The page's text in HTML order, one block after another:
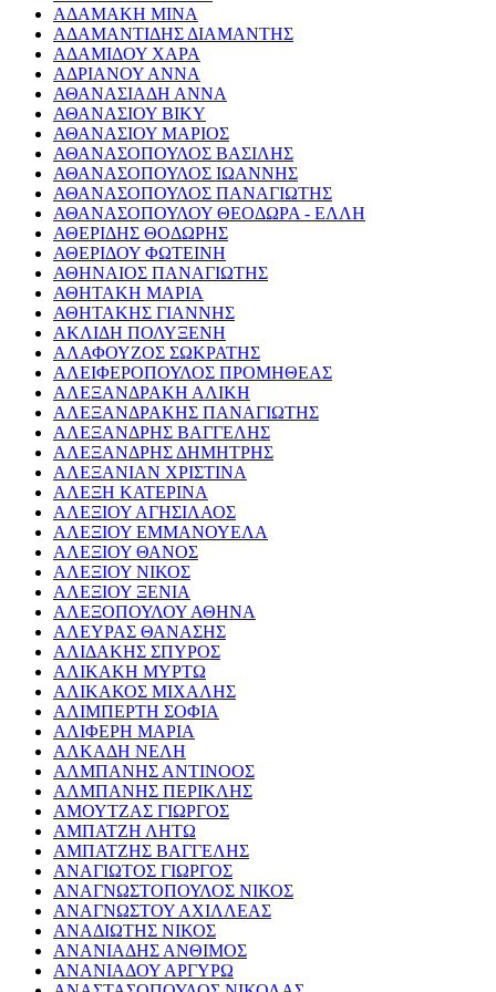
ΑΔΑΜΑΚΗ ΜΙΝΑ
ΑΔΑΜΑΝΤΙΔΗΣ ΔΙΑΜΑΝΤΗΣ
ΑΔΑΜΙΔΟΥ ΧΑΡΑ
ΑΔΡΙΑΝΟΥ ΑΝΝΑ
ΑΘΑΝΑΣΙΑΔΗ ΑΝΝΑ
ΑΘΑΝΑΣΙΟΥ ΒΙΚΥ
ΑΘΑΝΑΣΙΟΥ ΜΑΡΙΟΣ
ΑΘΑΝΑΣΟΠΟΥΛΟΣ ΒΑΣΙΛΗΣ
ΑΘΑΝΑΣΟΠΟΥΛΟΣ ΙΩΑΝΝΗΣ
ΑΘΑΝΑΣΟΠΟΥΛΟΣ ΠΑΝΑΓΙΩΤΗΣ
ΑΘΑΝΑΣΟΠΟΥΛΟΥ ΘΕΟΔΩΡΑ - ΕΛΛΗ
ΑΘΕΡΙΔΗΣ ΘΟΔΩΡΗΣ
ΑΘΕΡΙΔΟΥ ΦΩΤΕΙΝΗ
ΑΘΗΝΑΙΟΣ ΠΑΝΑΓΙΩΤΗΣ
ΑΘΗΤΑΚΗ ΜΑΡΙΑ
ΑΘΗΤΑΚΗΣ ΓΙΑΝΝΗΣ
ΑΚΛΙΔΗ ΠΟΛΥΞΕΝΗ
ΑΛΑΦΟΥΖΟΣ ΣΩΚΡΑΤΗΣ
ΑΛΕΙΦΕΡΟΠΟΥΛΟΣ ΠΡΟΜΗΘΕΑΣ
ΑΛΕΞΑΝΔΡΑΚΗ ΑΛΙΚΗ
ΑΛΕΞΑΝΔΡΑΚΗΣ ΠΑΝΑΓΙΩΤΗΣ
ΑΛΕΞΑΝΔΡΗΣ ΒΑΓΓΕΛΗΣ
ΑΛΕΞΑΝΔΡΗΣ ΔΗΜΗΤΡΗΣ
ΑΛΕΞΑΝΙΑΝ ΧΡΙΣΤΙΝΑ
ΑΛΕΞΗ ΚΑΤΕΡΙΝΑ
ΑΛΕΞΙΟΥ ΑΓΗΣΙΛΑΟΣ
ΑΛΕΞΙΟΥ ΕΜΜΑΝΟΥΕΛΑ
ΑΛΕΞΙΟΥ ΘΑΝΟΣ
ΑΛΕΞΙΟΥ ΝΙΚΟΣ
ΑΛΕΞΙΟΥ ΞΕΝΙΑ
ΑΛΕΞΟΠΟΥΛΟΥ ΑΘΗΝΑ
ΑΛΕΥΡΑΣ ΘΑΝΑΣΗΣ
ΑΛΙΔΑΚΗΣ ΣΠΥΡΟΣ
ΑΛΙΚΑΚΗ ΜΥΡΤΩ
ΑΛΙΚΑΚΟΣ ΜΙΧΑΛΗΣ
ΑΛΙΜΠΕΡΤΗ ΣΟΦΙΑ
ΑΛΙΦΕΡΗ ΜΑΡΙΑ
ΑΛΚΑΔΗ ΝΕΛΗ
ΑΛΜΠΑΝΗΣ ΑΝΤΙΝΟΟΣ
ΑΛΜΠΑΝΗΣ ΠΕΡΙΚΛΗΣ
ΑΜΟΥΤΖΑΣ ΓΙΩΡΓΟΣ
ΑΜΠΑΤΖΗ ΛΗΤΩ
ΑΜΠΑΤΖΗΣ ΒΑΓΓΕΛΗΣ
ΑΝΑΓΙΩΤΟΣ ΓΙΩΡΓΟΣ
ΑΝΑΓΝΩΣΤΟΠΟΥΛΟΣ ΝΙΚΟΣ
ΑΝΑΓΝΩΣΤΟΥ ΑΧΙΛΛΕΑΣ
ΑΝΑΔΙΩΤΗΣ ΝΙΚΟΣ
ΑΝΑΝΙΑΔΗΣ ΑΝΘΙΜΟΣ
ΑΝΑΝΙΑΔΟΥ ΑΡΓΥΡΩ